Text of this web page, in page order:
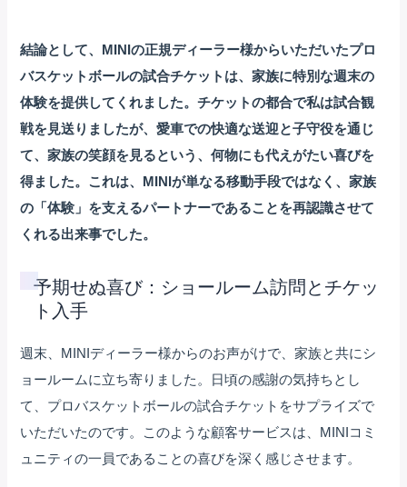
結論として、MINIの正規ディーラー様からいただいたプロ
バスケットボールの試合チケットは、家族に特別な週末の
体験を提供してくれました。チケットの都合で私は試合観
戦を見送りましたが、愛車での快適な送迎と子守役を通じ
て、家族の笑顔を見るという、何物にも代えがたい喜びを
得ました。これは、MINIが単なる移動手段ではなく、家族
の「体験」を支えるパートナーであることを再認識させて
くれる出来事でした。
予期せぬ喜び：ショールーム訪問とチケッ
ト入手
週末、MINIディーラー様からのお声がけで、家族と共にシ
ョールームに立ち寄りました。日頃の感謝の気持ちとし
て、プロバスケットボールの試合チケットをサプライズで
いただいたのです。このような顧客サービスは、MINIコミ
ュニティの一員であることの喜びを深く感じさせます。